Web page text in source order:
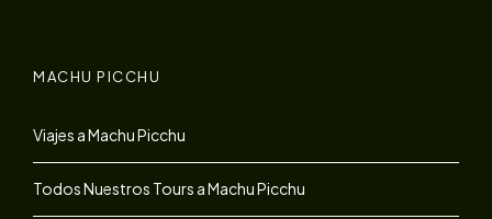
MACHU PICCHU
Viajes a Machu Picchu
Todos Nuestros Tours a Machu Picchu